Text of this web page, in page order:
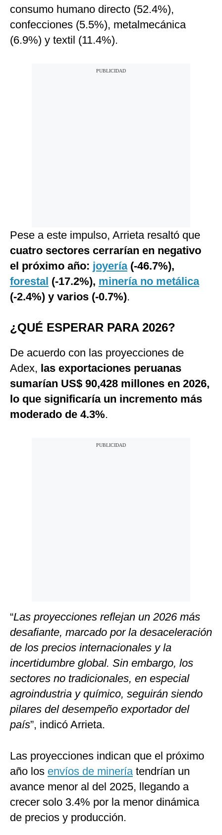
consumo humano directo (52.4%),
confecciones (5.5%), metalmecánica
(6.9%) y textil (11.4%).
Pese a este impulso, Arrieta resaltó que
cuatro sectores cerrarían en negativo
el próximo año: joyería(-46.7%),
forestal (-17.2%), minería no metálica
(-2.4%) y varios (-0.7%).
¿QUÉ ESPERAR PARA 2026?
De acuerdo con las proyecciones de
Adex, las exportaciones peruanas
sumarían US$ 90,428 millones en 2026,
lo que significaría un incremento más
moderado de 4.3%.
“Las proyecciones reflejan un 2026 más
desafiante, marcado por la desaceleración
de los precios internacionales y la
incertidumbre global. Sin embargo, los
sectores no tradicionales, en especial
agroindustria y químico, seguirán siendo
pilares del desempeño exportador del
país”, indicó Arrieta.
Las proyecciones indican que el próximo
año los envíos de mineríatendrían un
avance menor al del 2025, llegando a
crecer solo 3.4% por la menor dinámica
de precios y producción.